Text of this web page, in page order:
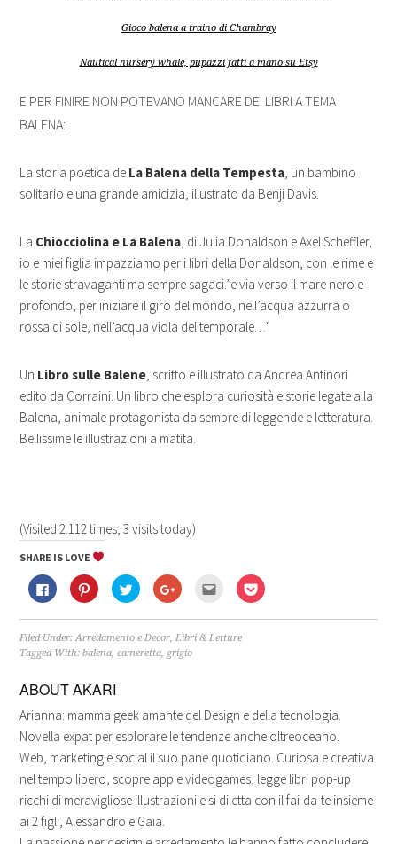
Gioco balena a traino di Chambray
Nautical nursery whale, pupazzi fatti a mano su Etsy
E PER FINIRE NON POTEVANO MANCARE DEI LIBRI A TEMA
BALENA:
La storia poetica de La Balena della Tempesta, un bambino
solitario e una grande amicizia, illustrato da Benji Davis.
La Chiocciolina e La Balena, di Julia Donaldson e Axel Scheffler,
io e miei figlia impazziamo per i libri della Donaldson, con le rime e
le storie stravaganti ma sempre sagaci.”e via verso il mare nero e
profondo, per iniziare il giro del mondo, nell’acqua azzurra o
rossa di sole, nell’acqua viola del temporale…”
Un Libro sulle Balene, scritto e illustrato da Andrea Antinori
edito da Corraini. Un libro che esplora curiosità e storie legate alla
Balena, animale protagonista da sempre di leggende e letteratura.
Bellissime le illustrazioni a matita.
(Visited 2.112 times, 3 visits today)
SHARE IS LOVE
Fai
clic
condividere
Facebook
(Si
apre
una
nuova
Fai
clic
per
su
Pinterest
(Si
in
una
finestra)
Fai
clic
per
su
Twitter
(Si
finestra)
Fai
clic
per
su
Google+
(Si
finestra)
per
l'articolo
apre
in
una
nuova
finestra)
Fai
clic
per
finestra)
Filed Under: Arredamento e Decor Libri & Letture
Tagged With:balena ,cameretta grigio
ABOUTAKARI
Arianna: mamma geek amante del Design e della tecnologia.
Novella expat per esplorare le tendenze anche oltreoceano.
Web, marketing e social il suo pane quotidiano. Curiosa e creativa
nel tempo libero, scopre app e videogames, legge libri pop-up
ricchi di meravigliose illustrazioni e si diletta con il fai-da-te insieme
ai 2 figli, Alessandro e Gaia.